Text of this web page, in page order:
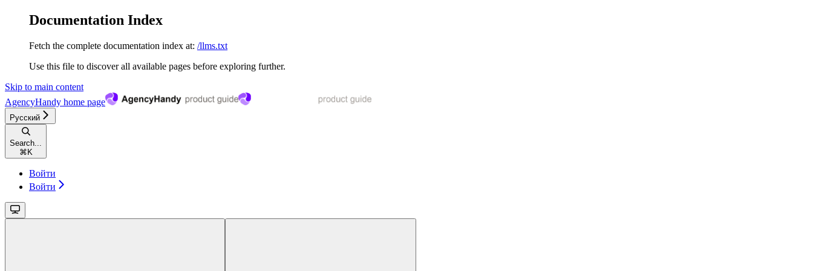
Documentation Index
Fetch the complete documentation index at: /llms.txt
Use this file to discover all available pages before exploring further.
Skip to main content
AgencyHandy home page
Русский
Search...
⌘ K
Войти
Войти